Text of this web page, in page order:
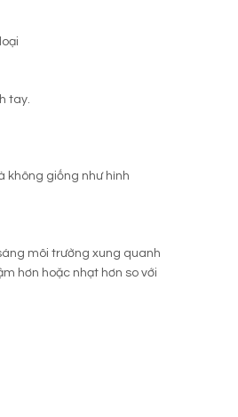
tay.
không giống như hình
môi trường xung quanh
hơn hoặc nhạt hơn so với